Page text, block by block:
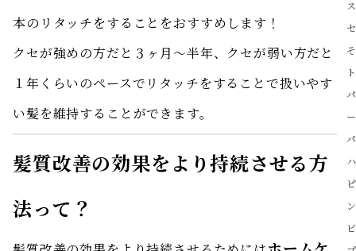
本のリタッチをすることをおすすめします！
クセが強めの方だと３ヶ月〜半年、クセが弱い方だと
１年くらいのペースでリタッチをすることで扱いやす
い髪を維持することができます。
髪質改善の効果をより持続させる方
法って？
ー